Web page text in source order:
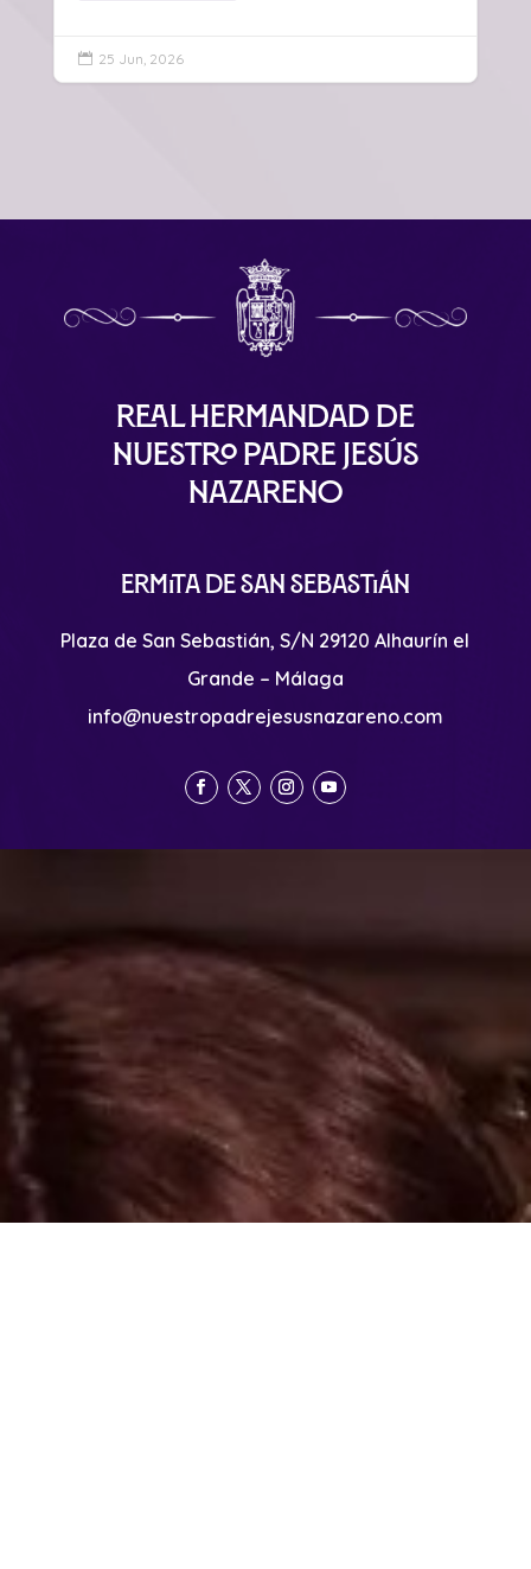
 25 Jun, 2026
Real Hermandad de
Nuestro Padre Jesús
Nazareno
Ermita de San Sebastián
Plaza de San Sebastián, S/N 29120 Alhaurín el
Grande – Málaga
info@nuestropadrejesusnazareno.com